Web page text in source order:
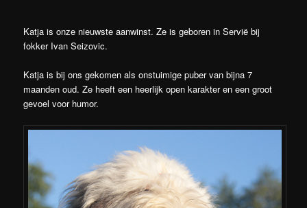
Katja is onze nieuwste aanwinst. Ze is geboren in Servië bij
fokker Ivan Seizovic.
Katja is bij ons gekomen als onstuimige puber van bijna 7
maanden oud. Ze heeft een heerlijk open karakter en een groot
gevoel voor humor.